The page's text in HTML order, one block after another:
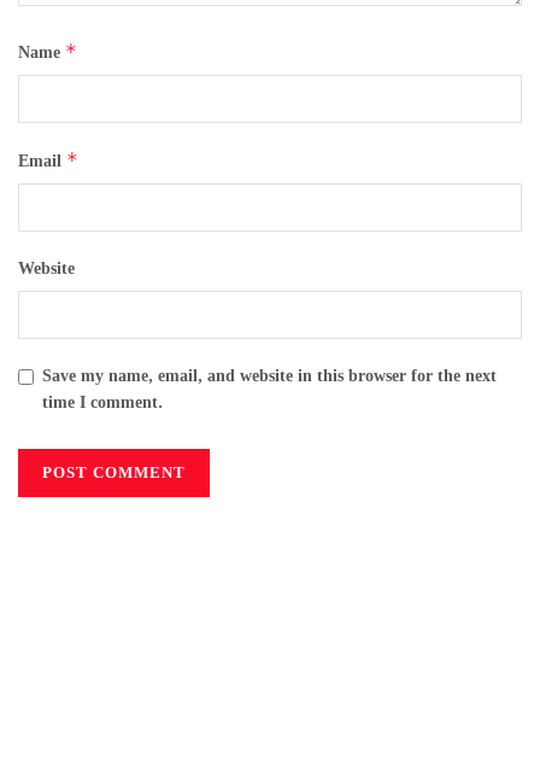
Name *
Email *
Website
Save my name, email, and website in this browser for the next
time I comment.